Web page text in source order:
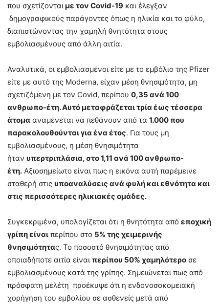
που σχετίζονταιμε τον Covid-19 και έλεγξαν
δημογραφικούς παράγοντες όπως η ηλικία και το φύλο,
διαπιστώνοντας την χαμηλή θνητότητα στους
εμβολιασμένους από άλλη αιτία.
Αναλυτικά, οι εμβολιασμένοι είτε με το εμβόλιο της Pfizer
είτε με αυτό της Moderna, είχαν μέση θνησιμότητα, μη
σχετιζόμενη με τον Covid, περίπου 0,35 ανά 100
ανθρωπο-έτη. Αυτό μεταφράζεται τρία έως τέσσερα
άτομα αναμένεται να πεθάνουν από τα 1.000 που
παρακολουθούνται για ένα έτος. Για τους μη
εμβολιασμένους, η μέση θνησιμότητα
ήταν υπερτριπλάσια, στο 1,11 ανά 100 ανθρωπο-
έτη. Αξιοσημείωτο είναι πως η εικόνα αυτή παρέμεινε
σταθερή στις υποαναλύσεις ανά φυλή και εθνότητα και
στις περισσότερες ηλικιακές ομάδες.
Συγκεκριμένα, υπολογίζεται ότι η θνητότητα από εποχική
γρίπη είναι περίπου στο 5% της χειμερινής
θνησιμότητας. Το ποσοστό θνησιμότητας από
οποιαδήποτε αιτία είναι περίπου 50% χαμηλότερο σε
εμβολιασμένους κατά της γρίπης. Σημειώνεται πως από
πρόσφατη μελέτη προέκυψε ότι η ενδονοσοκομειακή
χορήγηση του εμβολίου σε ασθενείς μετά από